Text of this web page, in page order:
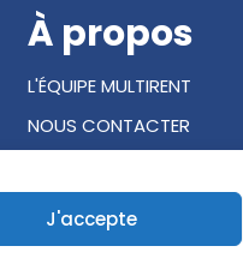
J'accepte
À propos
L'ÉQUIPE MULTIRENT
NOUS CONTACTER
Ressources
RGCG